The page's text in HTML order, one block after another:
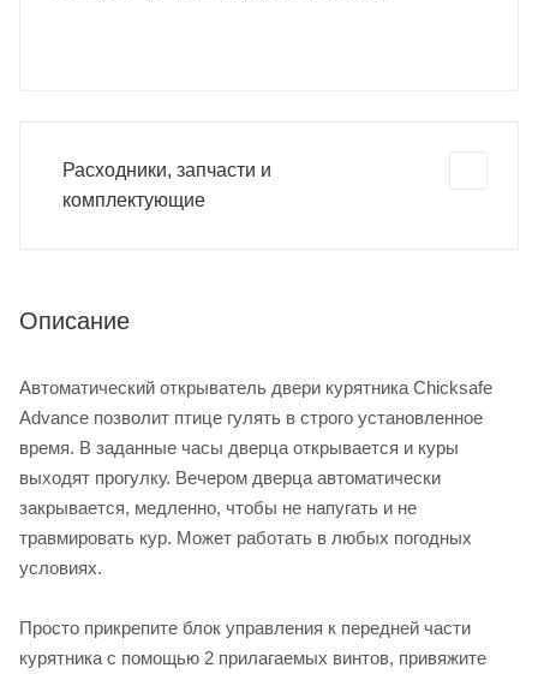
Расходники, запчасти и
комплектующие
Описание
Автоматический открыватель двери курятника Chicksafe
Advance позволит птице гулять в строго установленное
время. В заданные часы дверца открывается и куры
выходят прогулку. Вечером дверца автоматически
закрывается, медленно, чтобы не напугать и не
травмировать кур. Может работать в любых погодных
условиях.
Просто прикрепите блок управления к передней части
курятника с помощью 2 прилагаемых винтов, привяжите